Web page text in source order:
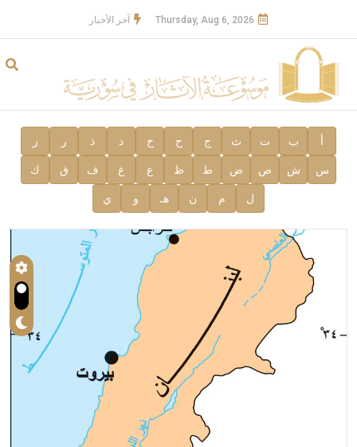
Thursday, Aug 6, 2026 آخر الأخبار
أ ب ت ث ج ح خ د ذ ر ز
س ش ص ض ط ظ ع غ ف ق ك
ل م ن هـ و ي